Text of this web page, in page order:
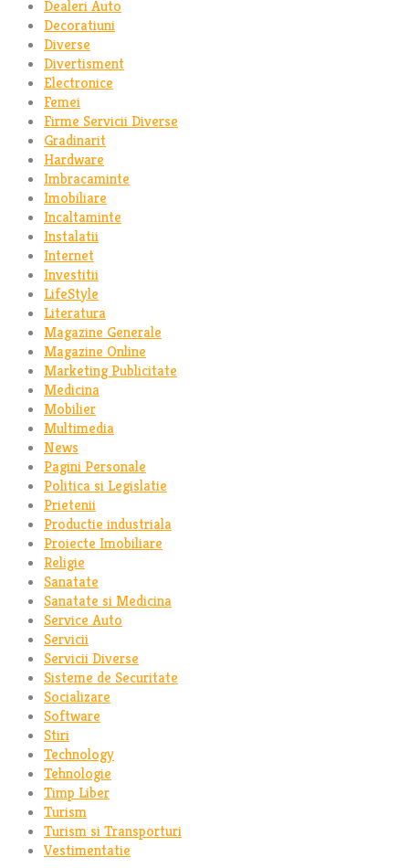
Dealeri Auto
Decoratiuni
Diverse
Divertisment
Electronice
Femei
Firme Servicii Diverse
Gradinarit
Hardware
Imbracaminte
Imobiliare
Incaltaminte
Instalatii
Internet
Investitii
LifeStyle
Literatura
Magazine Generale
Magazine Online
Marketing Publicitate
Medicina
Mobilier
Multimedia
News
Pagini Personale
Politica si Legislatie
Prietenii
Productie industriala
Proiecte Imobiliare
Religie
Sanatate
Sanatate si Medicina
Service Auto
Servicii
Servicii Diverse
Sisteme de Securitate
Socializare
Software
Stiri
Technology
Tehnologie
Timp Liber
Turism
Turism si Transporturi
Vestimentatie